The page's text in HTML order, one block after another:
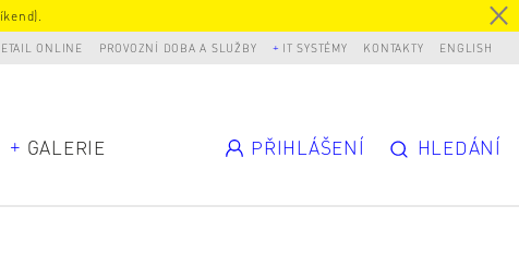
ONLINE PROVOZNÍ DOBA A SLUŽBY IT SYSTÉMY KONTAKTY ENGLISH
GALERIE PŘIHLÁŠENÍ HLEDÁNÍ